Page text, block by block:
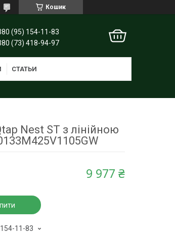
Кошик
(95) 154-11-83
(73) 418-94-97
СТАТЬИ
Nest ST з лінійною
9 977 ₴
11-83